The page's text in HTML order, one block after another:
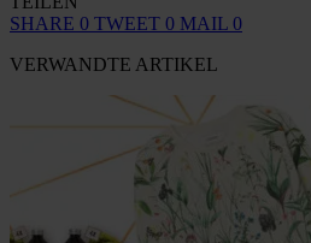
SHARE 0 TWEET 0 MAIL 0
VERWANDTE ARTIKEL